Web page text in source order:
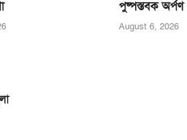
পুষ্পস্তবক অর্পণ
August 6, 2026